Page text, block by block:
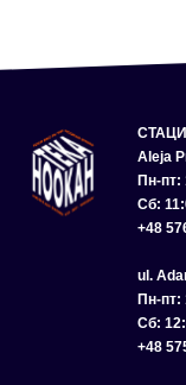
Aleja
Пн-пт:
Сб:
+48
ul.
Пн-пт:
Сб:
+48